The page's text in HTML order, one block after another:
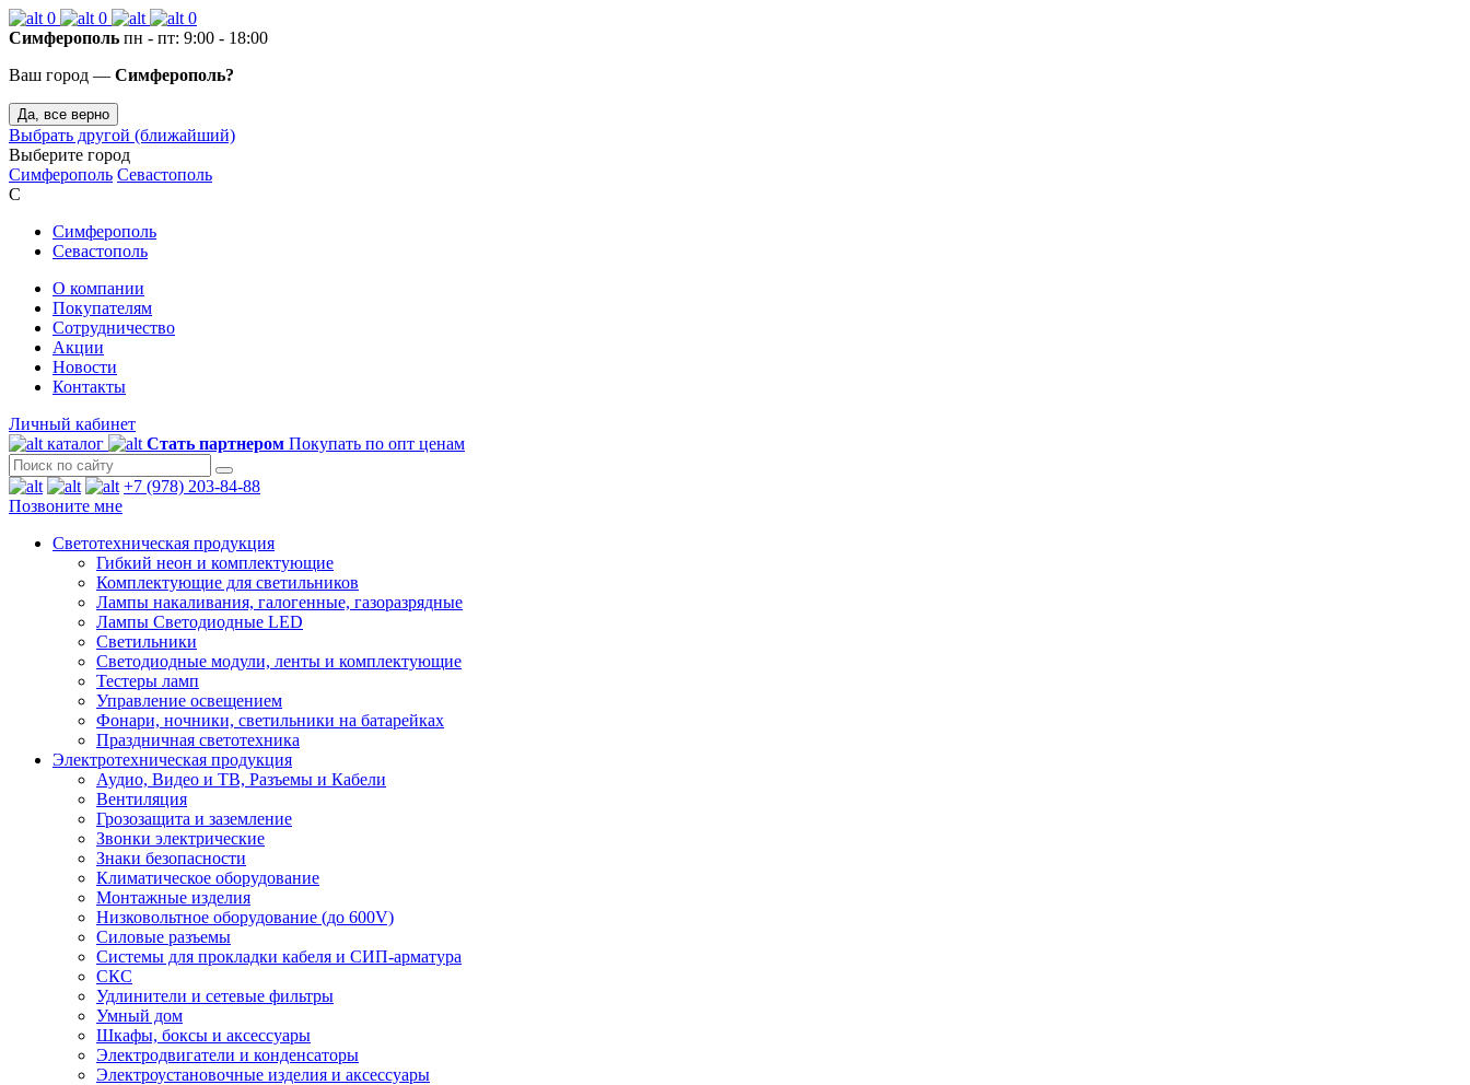
0 0
0
Симферополь пн - пт: 9:00 - 18:00
Ваш город — Симферополь?
Да, все верно
Выбрать другой (ближайший)
Выберите город
Симферополь Севастополь
С
Симферополь
Севастополь
О компании
Покупателям
Сотрудничество
Акции
Новости
Контакты
Личный кабинет
каталог
Стать партнером Покупать по опт ценам
+7 (978) 203-84-88
Позвоните мне
Светотехническая продукция
Гибкий неон и комплектующие
Комплектующие для светильников
Лампы накаливания, галогенные, газоразрядные
Лампы Светодиодные LED
Светильники
Светодиодные модули, ленты и комплектующие
Тестеры ламп
Управление освещением
Фонари, ночники, светильники на батарейках
Праздничная светотехника
Электротехническая продукция
Аудио, Видео и ТВ, Разъемы и Кабели
Вентиляция
Грозозащита и заземление
Звонки электрические
Знаки безопасности
Климатическое оборудование
Монтажные изделия
Низковольтное оборудование (до 600V)
Силовые разъемы
Системы для прокладки кабеля и СИП-арматура
СКС
Удлинители и сетевые фильтры
Умный дом
Шкафы, боксы и аксессуары
Электродвигатели и конденсаторы
Электроустановочные изделия и аксессуары